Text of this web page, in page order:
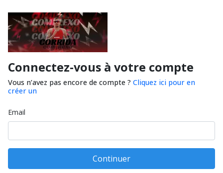
Connectez-vous à votre compte
Vous n’avez pas encore de compte ? Cliquez ici pour en
créer un
Email
Continuer